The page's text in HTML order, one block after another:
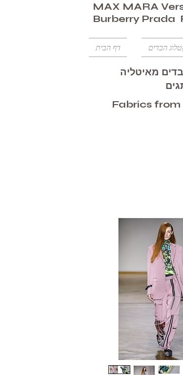
MAX MARA
Burberry Prada
דף הבית הבדים
מאיטליה
Fabrics